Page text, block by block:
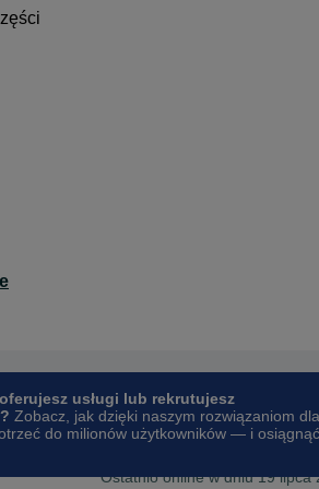
usługi lub rekrutujesz
Zobacz, jak dzięki naszym rozwiązaniom dla
do milionów użytkowników — i osiągnąć
Ostatnio online w dniu 19 lipca